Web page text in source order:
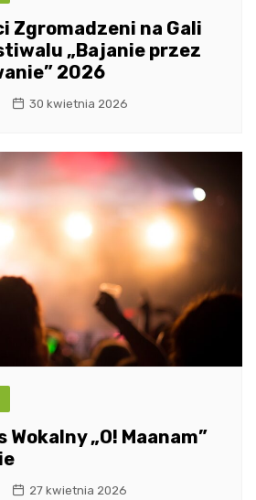
Zgromadzeni na Gali
„Bajanie przez
2026
30 kwietnia 2026
Wokalny „O! Maanam”
27 kwietnia 2026